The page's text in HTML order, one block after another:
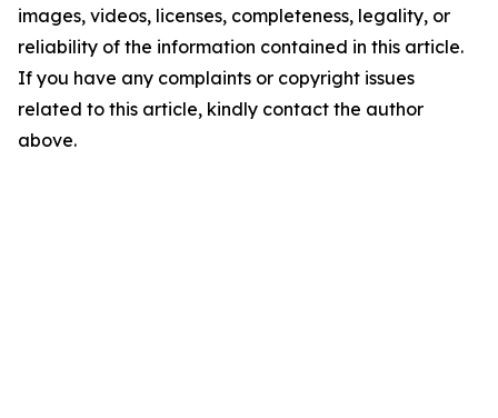
images, videos, licenses, completeness, legality, or
reliability of the information contained in this article.
If you have any complaints or copyright issues
related to this article, kindly contact the author
above.